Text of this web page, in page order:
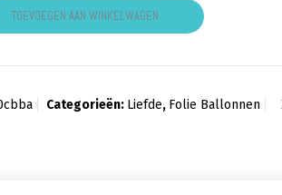
huwelijk aantal
TOEVOEGEN AAN WINKELWAGEN
Categorieën: Liefde, Folie Ballonnen